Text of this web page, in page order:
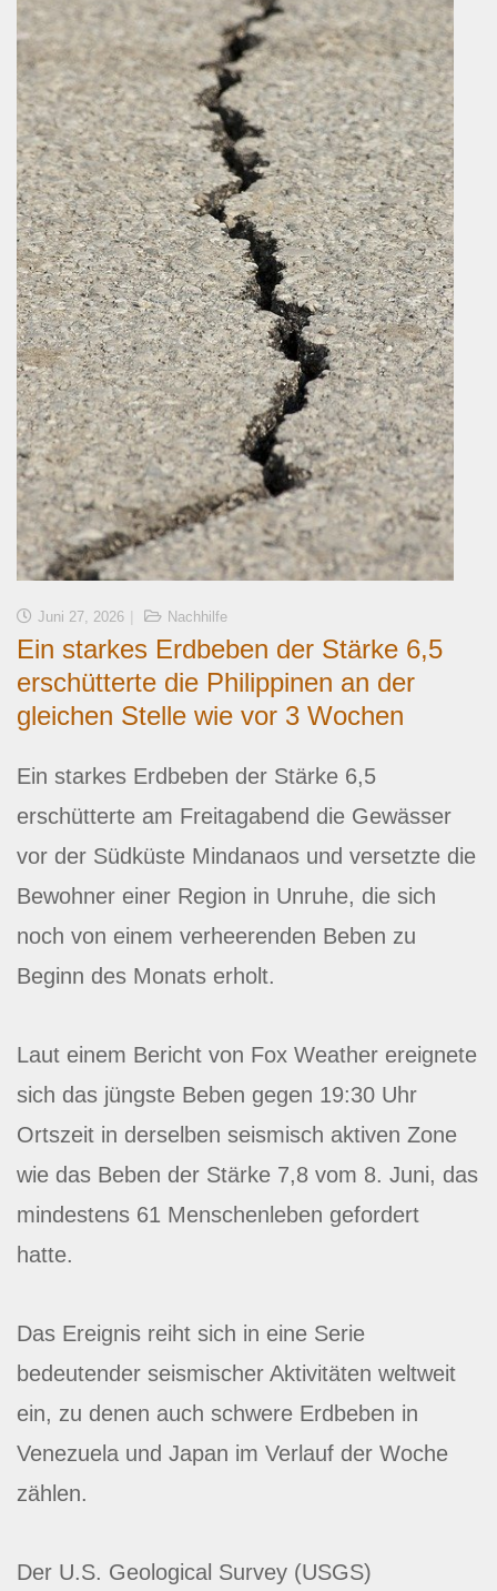
Juni 27, 2026 Nachhilfe
Ein starkes Erdbeben der Stärke 6,5
erschütterte die Philippinen an der
gleichen Stelle wie vor 3 Wochen
Ein starkes Erdbeben der Stärke 6,5
erschütterte am Freitagabend die Gewässer
vor der Südküste Mindanaos und versetzte die
Bewohner einer Region in Unruhe, die sich
noch von einem verheerenden Beben zu
Beginn des Monats erholt.
Laut einem Bericht von Fox Weather ereignete
sich das jüngste Beben gegen 19:30 Uhr
Ortszeit in derselben seismisch aktiven Zone
wie das Beben der Stärke 7,8 vom 8. Juni, das
mindestens 61 Menschenleben gefordert
hatte.
Das Ereignis reiht sich in eine Serie
bedeutender seismischer Aktivitäten weltweit
ein, zu denen auch schwere Erdbeben in
Venezuela und Japan im Verlauf der Woche
zählen.
Der U.S. Geological Survey (USGS)